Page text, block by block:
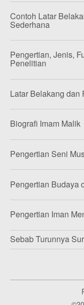
Contoh Latar
Sederhana
Pengertian, Jenis,
Penelitian
Latar Belakang dan
Biografi Imam Malik
Pengertian Seni
Pengertian Budaya
Pengertian Iman
Sebab Turunnya